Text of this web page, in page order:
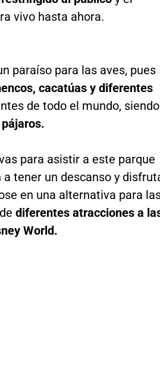
vivo hasta ahora.
paraíso para las aves, pues
cacatúas y diferentes
de todo el mundo, siendo
para asistir a este parque
tener un descanso y
en una alternativa para
diferentes atracciones a
World.